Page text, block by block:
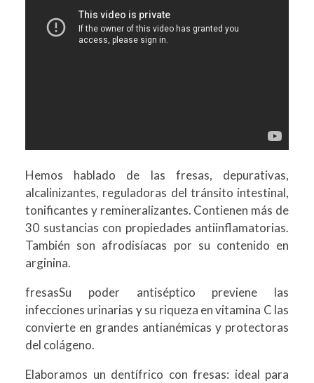
Hemos hablado de las fresas, depurativas,
alcalinizantes, reguladoras del tránsito intestinal,
tonificantes y remineralizantes. Contienen más de
30 sustancias con propiedades antiinflamatorias.
También son afrodisíacas por su contenido en
arginina.
fresasSu poder antiséptico previene las
infecciones urinarias y su riqueza en vitamina C las
convierte en grandes antianémicas y protectoras
del colágeno.
Elaboramos un dentífrico con fresas: ideal para